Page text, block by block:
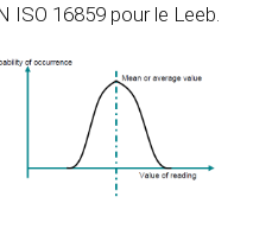
ISO 16859 pour le Leeb.